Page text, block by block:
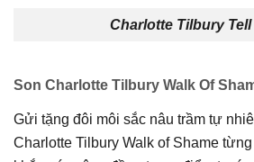
Charlotte Tilbury
Son Charlotte Tilbury Walk Of
Gửi tặng đôi môi sắc nâu trầm tự
Charlotte Tilbury Walk of Shame